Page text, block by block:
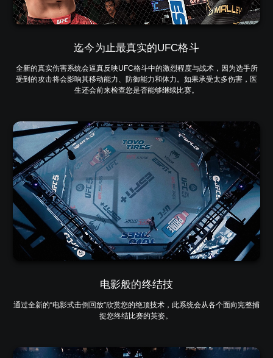
迄今为止最真实的UFC格斗
全新的真实伤害系统会逼真反映UFC格斗中的激烈程度与战术，因为选手所
受到的攻击将会影响其移动能力、防御能力和体力。如果承受太多伤害，医
生还会前来检查您是否能够继续比赛。
电影般的终结技
通过全新的“电影式击倒回放”欣赏您的绝顶技术，此系统会从各个面向完整捕
捉您终结比赛的英姿。